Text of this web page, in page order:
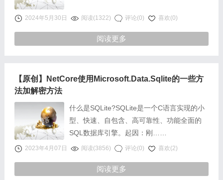
2024年5月30日 阅读(1322) 评论(0) 喜欢(0)
阅读更多
【原创】NetCore使用Microsoft.Data.Sqlite的一些方
法加解密方法
什么是SQLite?SQLite是一个C语言实现的小
型、快速、自包含、高可靠性、功能全面的
SQL数据库引擎。起因：刚……
2023年4月07日 阅读(3856) 评论(0) 喜欢(2)
阅读更多